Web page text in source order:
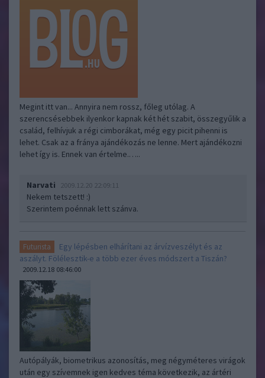
Megint itt van... Annyira nem rossz, főleg utólag. A
szerencsésebbek ilyenkor kapnak két hét szabit, összegyűlik a
család, felhívjuk a régi cimborákat, még egy picit pihenni is
lehet. Csak az a fránya ajándékozás ne lenne. Mert ajándékozni
lehet így is. Ennek van értelme.…..
Narvati 2009.12.20 22:09:11
Nekem tetszett! :)
Szerintem poénnak lett szánva.
Futurista
Egy lépésben elhárítani az árvízveszélyt és az
aszályt. Fölélesztik-e a több ezer éves módszert a Tiszán?
2009.12.18 08:46:00
Autópályák, biometrikus azonosítás, meg négyméteres virágok
után egy szívemnek igen kedves téma következik, az ártéri